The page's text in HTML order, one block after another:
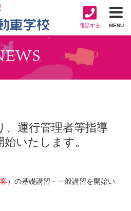
MENU
電話する
、運行管理者等指導
いたします。
）の基礎講習・一般講習を開始い